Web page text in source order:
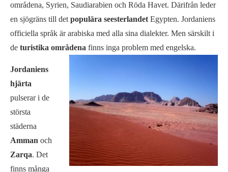
områdena, Syrien, Saudiarabien och Röda Havet. Därifrån leder
en sjögräns till det populära seesterlandet Egypten. Jordaniens
officiella språk är arabiska med alla sina dialekter. Men särskilt i
de turistika områdena finns inga problem med engelska.
Jordaniens
hjärta
pulserar i de
största
städerna
Amman och
Zarqa. Det
finns många